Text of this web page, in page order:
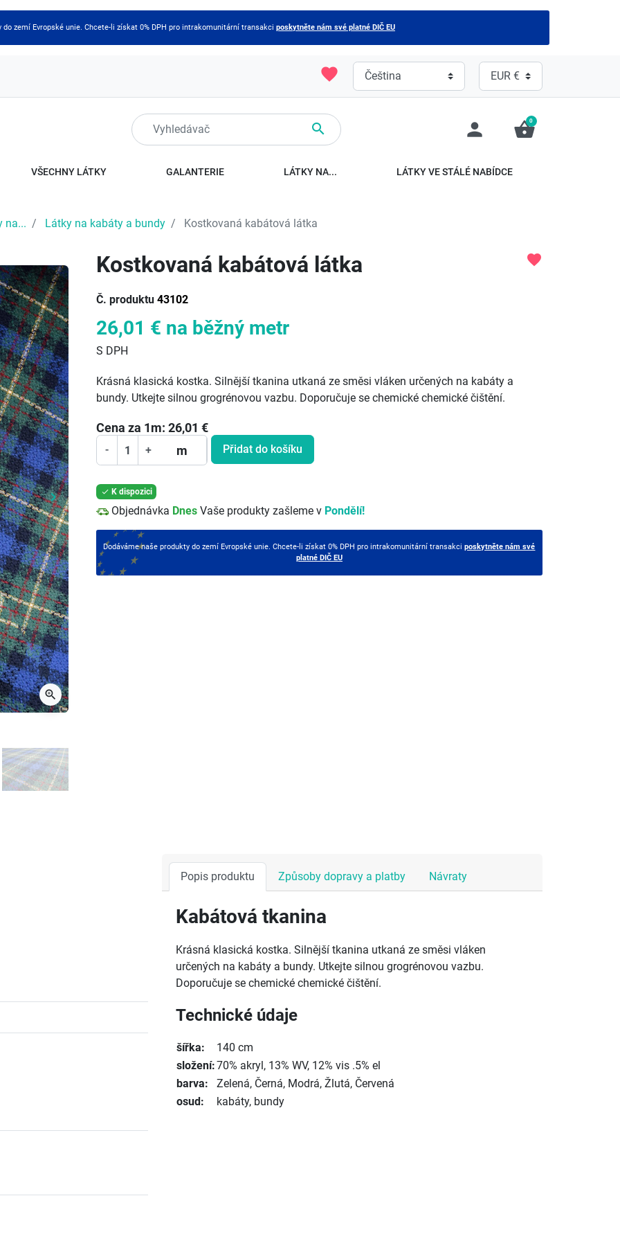
do zemí Evropské unie. Chcete-li získat 0% DPH pro intrakomunitární transakci poskytněte nám své platné DIČ EU
favorite
 person shopping_basket
0
VŠECHNY LÁTKY GALANTERIE LÁTKY NA... LÁTKY VE STÁLÉ NABÍDCE
na... Látky na kabáty a bundy Kostkovaná kabátová látka
Další
keyboard_arrow_right
zoom_in
Kostkovaná kabátová látka
Č. produktu 43102
favorite
26,01 € na běžný metr
S DPH
Krásná klasická kostka. Silnější tkanina utkaná ze směsi vláken určených na kabáty a
bundy. Utkejte silnou grogrénovou vazbu. Doporučuje se chemické chemické čištění.
Cena za 1m: 26,01 €
- + m Přidat do košíku
 K dispozici
Objednávka Dnes Vaše produkty zašleme v Pondělí!
Dodáváme naše produkty do zemí Evropské unie. Chcete-li získat 0% DPH pro intrakomunitární transakciposkytněte nám své
platné DIČ EU
Popis produktu Způsoby dopravy a platby Návraty
Kabátová tkanina
Krásná klasická kostka. Silnější tkanina utkaná ze směsi vláken
určených na kabáty a bundy. Utkejte silnou grogrénovou vazbu.
Doporučuje se chemické chemické čištění.
Technické údaje
šířka:
140 cm
složení:70% akryl, 13% WV, 12% vis .5% el
barva:
Zelená, Černá, Modrá, Žlutá, Červená
osud:
kabáty, bundy